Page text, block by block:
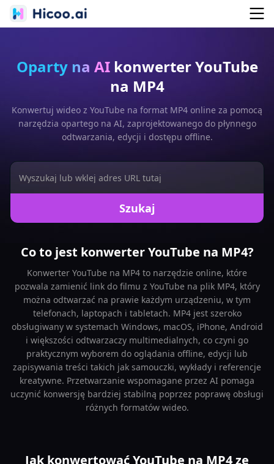
Oparty na AIkonwerter YouTube
na MP4
Konwertuj wideo z YouTube na format MP4 online za pomocą
narzędzia opartego na AI, zaprojektowanego do płynnego
odtwarzania, edycji i dostępu offline.
Szukaj
Co to jest konwerter YouTube na MP4?
Konwerter YouTube na MP4 to narzędzie online, które
pozwala zamienić link do filmu z YouTube na plik MP4, który
można odtwarzać na prawie każdym urządzeniu, w tym
telefonach, laptopach i tabletach. MP4 jest szeroko
obsługiwany w systemach Windows, macOS, iPhone, Android
i większości odtwarzaczy multimedialnych, co czyni go
praktycznym wyborem do oglądania offline, edycji lub
zapisywania treści takich jak samouczki, wykłady i referencje
kreatywne. Przetwarzanie wspomagane przez AI pomaga
uczynić konwersję bardziej stabilną poprzez poprawę obsługi
różnych formatów wideo.
Jak konwertować YouTube na MP4 ze